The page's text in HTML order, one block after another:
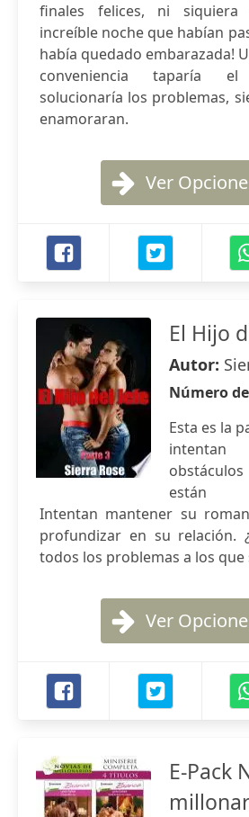
finales felices, ni
increíble noche que habían
había quedado embarazada!
conveniencia taparía
solucionaría los problemas,
enamoraran.
Ver
El Hijo
Autor:
Número
Esta es la
están
Intentan mantener su
profundizar en su relación.
todos los problemas a los que
Ver
E-Pack